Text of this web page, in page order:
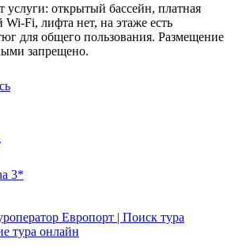
услуги: открытый бассейн, платная
Wi-Fi, лифта нет, на этаже есть
для общего пользования. Размещение
запрещено.
3*